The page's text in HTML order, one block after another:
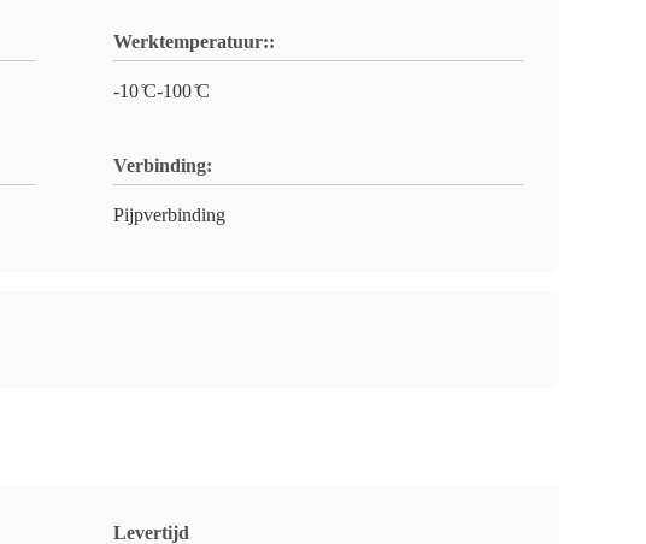
Werktemperatuur::
-10 ̊C-100 ̊C
Verbinding:
Pijpverbinding
Levertijd